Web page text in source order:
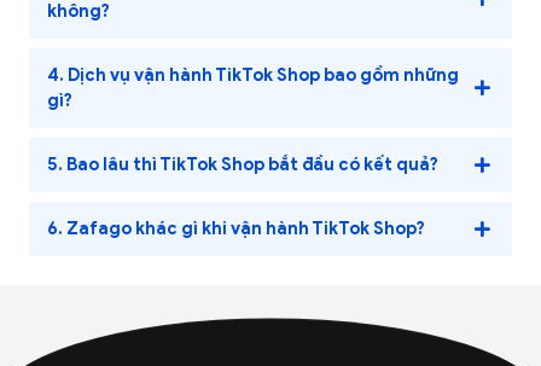
không?
4. Dịch vụ vận hành TikTok Shop bao gồm những
gì?
5. Bao lâu thì TikTok Shop bắt đầu có kết quả?
6. Zafago khác gì khi vận hành TikTok Shop?